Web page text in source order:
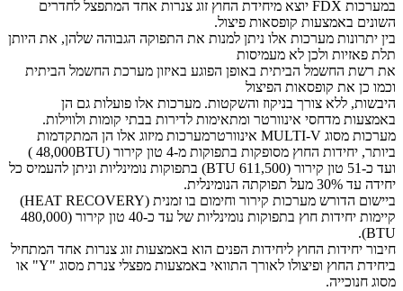
במערכות FDX יוצא מיחידת החוץ זוג צנרות אחד המתפצל לחדרים
השונים באמצעות קופסאות פיצול.
בין יתרונות מערכות אלו ניתן למנות את התפוקה הגבוהה שלהן, את היותן
תלת פאזיות ולכן לא מעמיסות
את רשת החשמל הביתית באופן הפוגע באיזון מערכת החשמל הביתית
וכמו כן את קופסאות הפיצול
היבשות, ללא צורך בניקוז והשקטות. מערכות אלו פועלות גם הן
באמצעות מדחסי אינוורטר ומתאימות לדירות בבתי קומות ולווילות.
מערכות מסוג MULTI-V אינוורטרמערכות מיזוג אלו הן המתקדמות
ביותר, יחידות החוץ מסופקות בתפוקות מ-4 טון קירור (48,000BTU )
ועד כ-51 טון קירור (611,500 BTU) בתפוקות נומינליות וניתן להעמיס כל
יחידה עד 30% מעל תפוקתה הנומינלית.
ביישום הדורש מערכות קירור וחימום בו זמנית (HEAT RECOVERY)
קיימות יחידות חוץ בתפוקות נומינליות של עד כ-40 טון קירור (480,000
BTU).
חיבור יחידות החוץ ליחידות הפנים הוא באמצעות זוג צנרות אחד המתחיל
ביחידת החוץ ופיצולו לאורך התוואי באמצעות מפצלי צנרת מסוג "Y" או
מסוג חנוכייה.